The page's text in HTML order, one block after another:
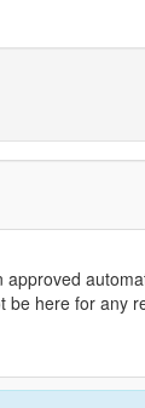
approved
be here for any